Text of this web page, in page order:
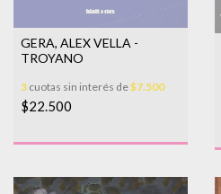
GERA, ALEX VELLA -
TROYANO
3 cuotas sin interés de$7.500
$22.500